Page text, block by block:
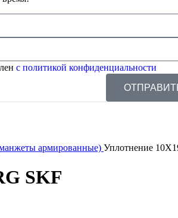
с политикой конфиденциальности
армированные) Уплотнение
SKF